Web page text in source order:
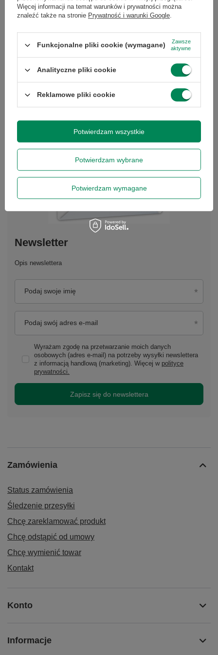
Dell Latitude 7430 i5-1245U 16GB
RAM 512GB M.2 T14'' W11P
HP EliteDisplay E243 24'' D
123,00 zł
Najniższa cena produktu w
okresie 30 dni przed
wprowadzeniem obniżki:
355,00 zł
Newsletter
Opis newslettera
Podaj swoje imię
Podaj swój adres e-mail
Wyrażam zgodę na przetwarzanie moich danych
osobowych (adres e-mail) na potrzeby wysyłki newslettera
z informacją handlową (marketing). Więcej w polityce
prywatności.
Zapisz się do newslettera
Zamówienia
Status zamówienia
Śledzenie przesyłki
Chcę zareklamować produkt
Chcę odstąpić od umowy
Chcę wymienić towar
Kontakt
Konto
Informacje
Więcej informacji na temat warunków i prywatności można
znaleźć także na stronie Prywatność i warunki Google.
Funkcjonalne pliki cookie (wymagane)
Zawsze
aktywne
Analityczne pliki cookie
Reklamowe pliki cookie
Potwierdzam wybrane
Potwierdzam wymagane
Potwierdzam wszystkie